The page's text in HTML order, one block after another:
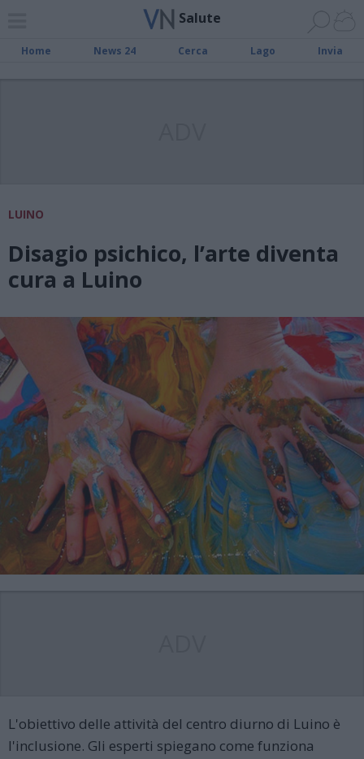
Salute
Home News 24 Cerca Lago Invia
LUINO
Disagio psichico, l’arte diventa
cura a Luino
L'obiettivo delle attività del centro diurno di Luino è
l'inclusione. Gli esperti spiegano come funziona